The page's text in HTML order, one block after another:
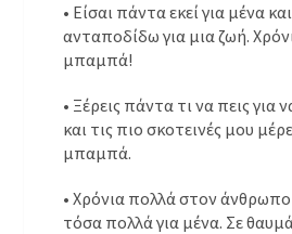
• Είσαι πάντα εκεί για μένα
ανταποδίδω για μια ζωή.
μπαμπά!
• Ξέρεις πάντα τι να πεις για
και τις πιο σκοτεινές μου
μπαμπά.
• Χρόνια πολλά στον
τόσα πολλά για μένα. Σε